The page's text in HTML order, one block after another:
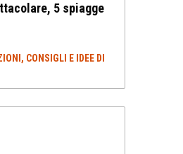
5 spiagge
CONSIGLI E IDEE DI